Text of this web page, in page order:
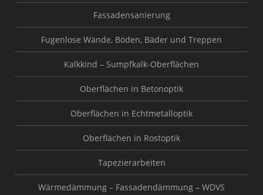
Fassadensanierung
Fugenlose Wände, Böden, Bäder und Treppen
Kalkkind – Sumpfkalk-Oberflächen
Oberflächen in Betonoptik
Oberflächen in Echtmetalloptik
Oberflächen in Rostoptik
Tapezierarbeiten
Wärmedämmung – Fassadendämmung – WDVS